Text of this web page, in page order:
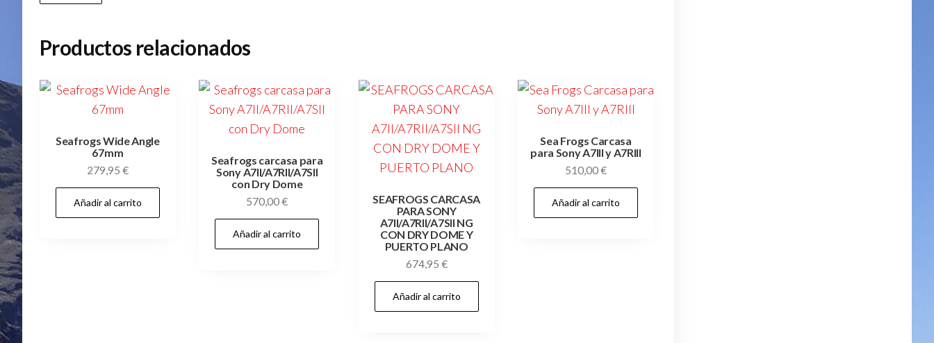
Productos relacionados
Seafrogs Wide Angle
67mm
279,95 €
Añadir al carrito
Seafrogs carcasa para
Sony A7II/A7RII/A7SII
con Dry Dome
570,00€
Añadir al carrito
SEAFROGS CARCASA
PARA SONY
A7II/A7RII/A7SII NG
CON DRY DOME Y
PUERTO PLANO
674,95 €
Añadir al carrito
Sea Frogs Carcasa
para Sony A7III y A7RIII
510,00€
Añadir al carrito